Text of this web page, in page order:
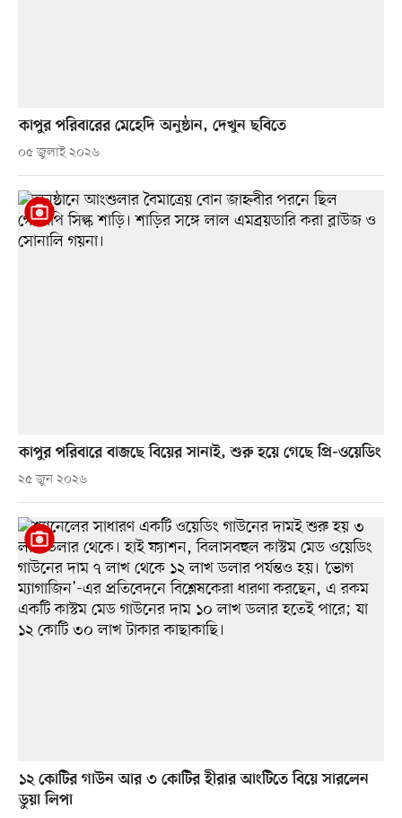
কাপুর পরিবারের মেহেদি অনুষ্ঠান, দেখুন ছবিতে
০৫ জুলাই ২০২৬
কাপুর পরিবারে বাজছে বিয়ের সানাই, শুরু হয়ে গেছে প্রি-ওয়েডিং
২৫ জুন ২০২৬
১২ কোটির গাউন আর ৩ কোটির হীরার আংটিতে বিয়ে সারলেন
ডুয়া লিপা